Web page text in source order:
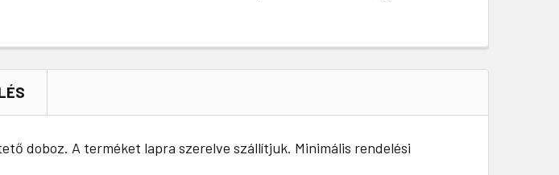
doboz. A terméket lapra szerelve szállítjuk. Minimális rendelési